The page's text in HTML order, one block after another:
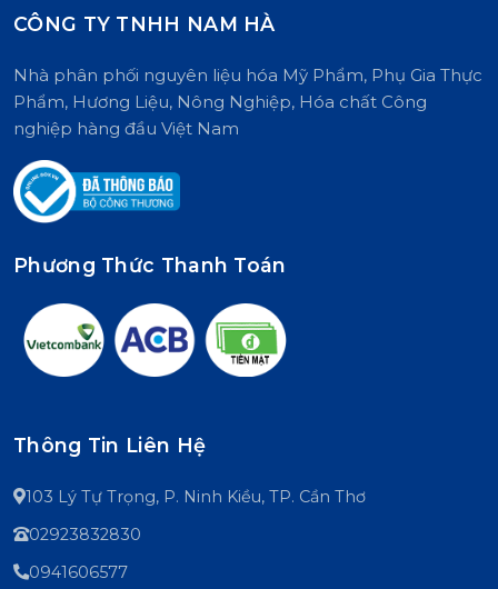
CÔNG TY TNHH NAM HÀ
Nhà phân phối nguyên liệu hóa Mỹ Phẩm, Phụ Gia Thực
Phẩm, Hương Liệu, Nông Nghiệp, Hóa chất Công
nghiệp hàng đầu Việt Nam
Phương Thức Thanh Toán
Thông Tin Liên Hệ
103 Lý Tự Trọng, P. Ninh Kiều, TP. Cần Thơ
02923832830
0941606577